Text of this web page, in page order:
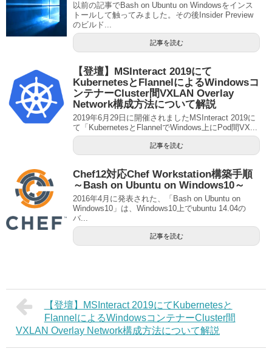
以前の記事でBash on Ubuntu on Windowsをインス
トールして触ってみました。その後Insider Preview
のビルド...
記事を読む
【登壇】MSInteract 2019にて
KubernetesとFlannelによるWindowsコ
ンテナーCluster間VXLAN Overlay
Network構成方法について解説
2019年6月29日に開催されましたMSInteract 2019に
て「KubernetesとFlannelでWindows上にPod間VX...
記事を読む
Chef12対応Chef Workstation構築手順
～Bash on Ubuntu on Windows10～
2016年4月に発表された、「Bash on Ubuntu on
Windows10」は、Windows10上でubuntu 14.04の
バ...
記事を読む
【登壇】MSInteract 2019にてKubernetesと
FlannelによるWindowsコンテナーCluster間
VXLAN Overlay Network構成方法について解説